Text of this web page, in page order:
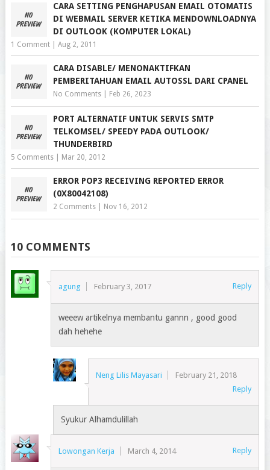
CARA SETTING PENGHAPUSAN EMAIL OTOMATIS
DI WEBMAIL SERVER KETIKA MENDOWNLOADNYA
DI OUTLOOK (KOMPUTER LOKAL)
1 Comment| Aug 2, 2011
CARA DISABLE/ MENONAKTIFKAN
PEMBERITAHUAN EMAIL AUTOSSL DARI CPANEL
No Comments| Feb 26, 2023
PORT ALTERNATIF UNTUK SERVIS SMTP
TELKOMSEL/ SPEEDY PADA OUTLOOK/
THUNDERBIRD
5 Comments| Mar 20, 2012
ERROR POP3 RECEIVING REPORTED ERROR
(0X80042108)
2 Comments| Nov 16, 2012
10 COMMENTS
agung February 3, 2017 Reply
weeew artikelnya membantu gannn , good good
dah hehehe
Neng Lilis Mayasari
February 21, 2018
Reply
Syukur Alhamdulillah
Lowongan Kerja March 4, 2014 Reply